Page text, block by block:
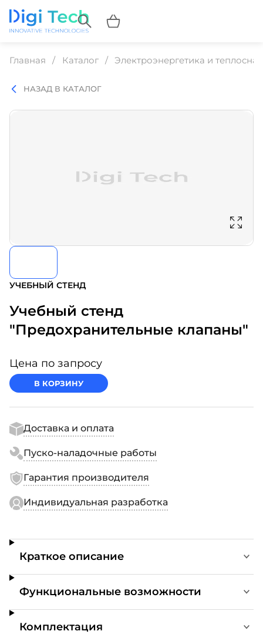
Главная Каталог Электроэнергетика и
НАЗАД В КАТАЛОГ
УЧЕБНЫЙ СТЕНД
Учебный стенд
"Предохранительные клапаны"
Цена по запросу
В КОРЗИНУ
Доставка и оплата
Пуско-наладочные работы
Гарантия производителя
Индивидуальная разработка
Краткое описание
Функциональные возможности
Комплектация